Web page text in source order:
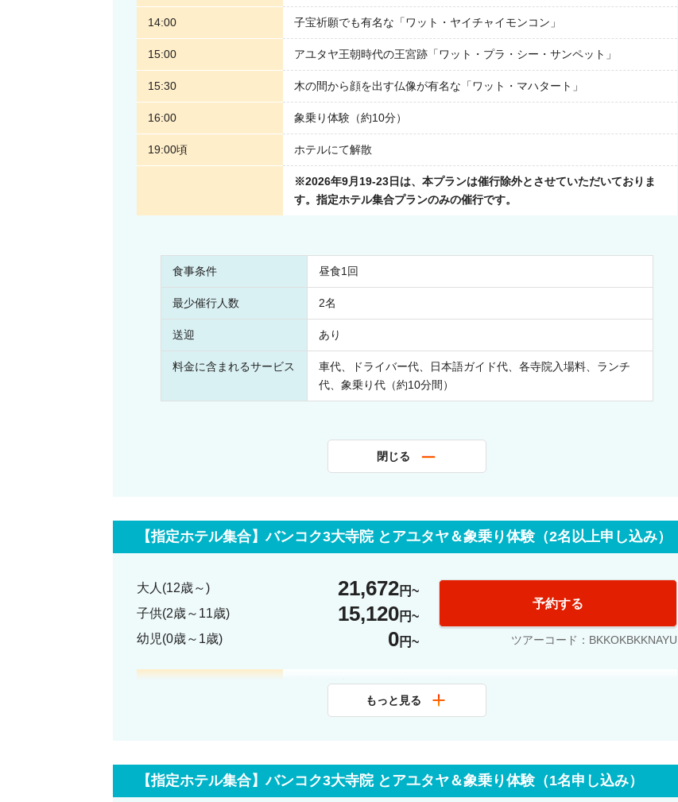
14:00 子宝祈願でも有名な「ワット・ヤイチャイモンコン」
15:00 アユタヤ王朝時代の王宮跡「ワット・プラ・シー・サンペット」
15:30 木の間から顔を出す仏像が有名な「ワット・マハタート」
16:00 象乗り体験（約10分）
19:00頃 ホテルにて解散
※2026年9月19-23日は、本プランは催行除外とさせていただいておりま
す。指定ホテル集合プランのみの催行です。
食事条件 昼食1回
最少催行人数 2名
送迎 あり
料金に含まれるサービス
車代、ドライバー代、日本語ガイド代、各寺院入場料、ランチ
代、象乗り代（約10分間）
閉じる
【指定ホテル集合】バンコク3大寺院 とアユタヤ＆象乗り体験（2名以上申し込み）
大人(12歳～) 21,672円
子供(2歳～11歳)
15,120円
幼児(0歳～1歳)
0円
予約する
ツアーコード：BKKOKBKKNAYU
集合：指定ホテル（以下のいずれか）
・ソフィテル・スクンビット
・マリオット・マーキス
8:30 王宮＆エメラルド寺院（ワット プラケオ）
もっと見る
【指定ホテル集合】バンコク3大寺院 とアユタヤ＆象乗り体験（1名申し込み）